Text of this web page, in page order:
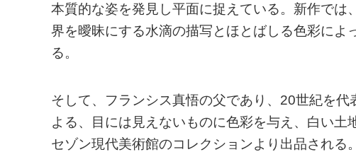
本質的な姿を発見し平面に捉えている。新作で
界を曖昧にする水滴の描写とほとばしる色彩に
る。
そして、フランシス真悟の父であり、20世紀を
よる、目には見えないものに色彩を与え、白い土
セゾン現代美術館のコレクションより出品される。